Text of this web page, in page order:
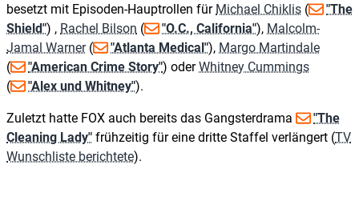
besetzt mit Episoden-Hauptrollen für Michael Chiklis (
"The
Shield") , Rachel Bilson ( "O.C., California"), Malcolm-
Jamal Warner( "Atlanta Medical"), Margo Martindale
(
"American Crime Story") oderWhitney Cummings
(
"Alex und Whitney").
Zuletzt hatte FOX auch bereits das Gangsterdrama
"The
Cleaning Lady" frühzeitig für eine dritte Staffel verlängert (TV
Wunschliste berichtete).